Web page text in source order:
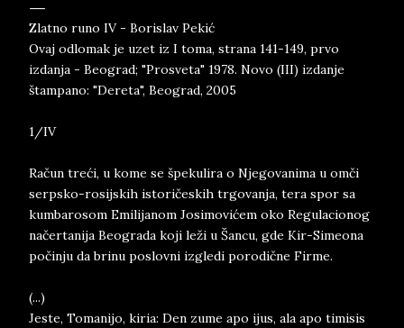
Zlatno runo IV - Borislav Pekić
Ovaj odlomak je uzet iz I toma, strana 141-149, prvo
izdanja - Beograd; "Prosveta" 1978. Novo (III) izdanje
štampano: "Dereta", Beograd, 2005
1/IV
Račun treći, u kome se špekulira o Njegovanima u omči
serpsko-rosijskih istoričeskih trgovanja, tera spor sa
kumbarosom Emilijanom Josimovićem oko Regulacionog
načertanija Beograda koji leži u Šancu, gde Kir-Simeona
počinju da brinu poslovni izgledi porodične Firme.
(...)
Jeste, Tomanijo, kiria: Den zume apo ijus, ala apo timisis